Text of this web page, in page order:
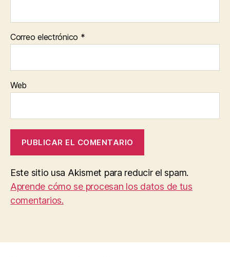
Correo electrónico *
Web
Este sitio usa Akismet para reducir el spam.
Aprende cómo se procesan los datos de tus
comentarios.